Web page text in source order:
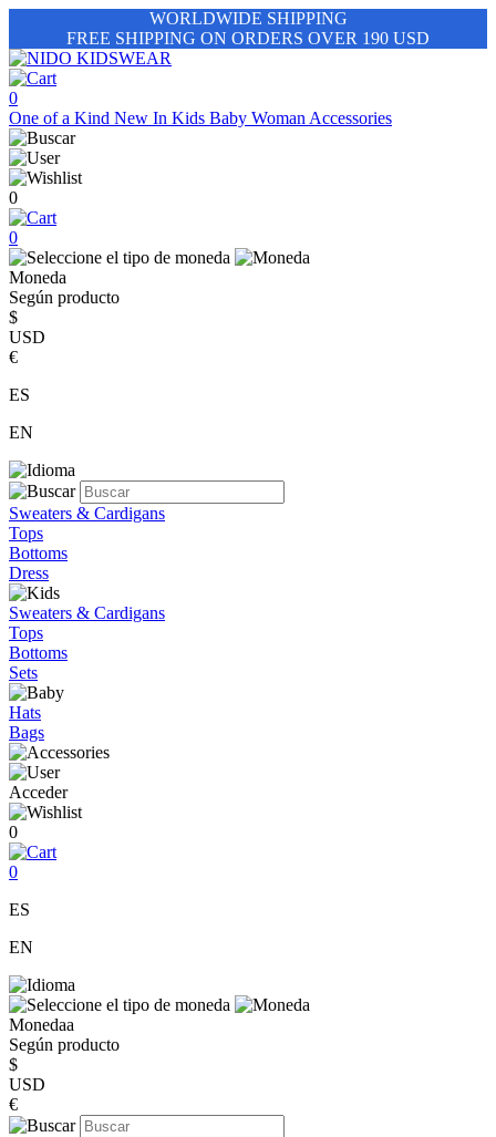
WORLDWIDE SHIPPING
FREE SHIPPING ON ORDERS OVER 190 USD
0
One of a Kind New In Kids Baby Woman Accessories
0
0
Moneda
Según producto
$
USD
€
ES
EN
Sweaters & Cardigans
Tops
Bottoms
Dress
Sweaters & Cardigans
Tops
Bottoms
Sets
Hats
Bags
Acceder
0
0
ES
EN
Monedaa
Según producto
$
USD
€